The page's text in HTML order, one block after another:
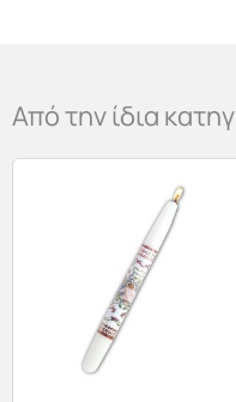
Από την ίδια